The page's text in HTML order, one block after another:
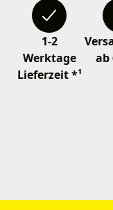
1-2
Werktage
Lieferzeit *¹
ab